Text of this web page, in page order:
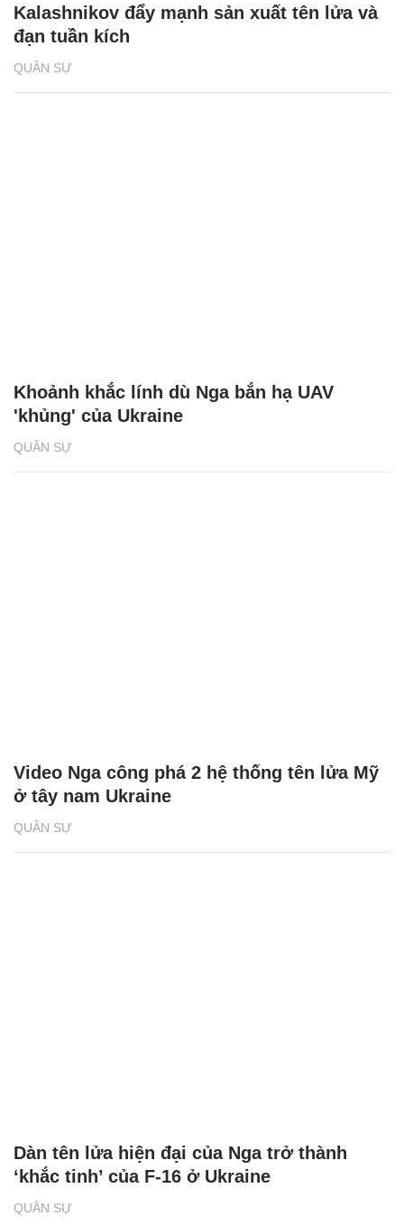
QUÂN SỰ
Kalashnikov đẩy mạnh sản xuất tên lửa và
đạn tuần kích
QUÂN SỰ
Khoảnh khắc lính dù Nga bắn hạ UAV
'khủng' của Ukraine
QUÂN SỰ
Video Nga công phá 2 hệ thống tên lửa Mỹ
ở tây nam Ukraine
QUÂN SỰ
Dàn tên lửa hiện đại của Nga trở thành
‘khắc tinh’ của F-16 ở Ukraine